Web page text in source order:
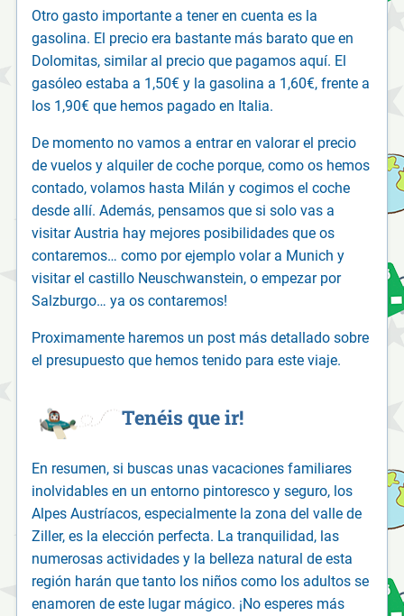
Otro gasto importante a tener en cuenta es la
gasolina. El precio era bastante más barato que en
Dolomitas, similar al precio que pagamos aquí. El
gasóleo estaba a 1,50€ y la gasolina a 1,60€, frente a
los 1,90€ que hemos pagado en Italia.
De momento no vamos a entrar en valorar el precio
de vuelos y alquiler de coche porque, como os hemos
contado, volamos hasta Milán y cogimos el coche
desde allí. Además, pensamos que si solo vas a
visitar Austria hay mejores posibilidades que os
contaremos… como por ejemplo volar a Munich y
visitar el castillo Neuschwanstein, o empezar por
Salzburgo… ya os contaremos!
Proximamente haremos un post más detallado sobre
el presupuesto que hemos tenido para este viaje.
Tenéis que ir!
En resumen, si buscas unas vacaciones familiares
inolvidables en un entorno pintoresco y seguro, los
Alpes Austríacos, especialmente la zona del valle de
Ziller, es la elección perfecta. La tranquilidad, las
numerosas actividades y la belleza natural de esta
región harán que tanto los niños como los adultos se
enamoren de este lugar mágico. ¡No esperes más